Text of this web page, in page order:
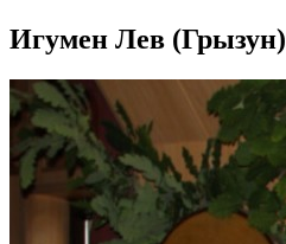
Игумен Лев (Грызун)